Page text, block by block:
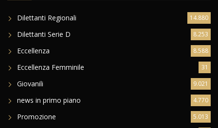
Dilettanti Regionali 14.880
Dilettanti Serie D 8.253
Eccellenza 8.588
Eccellenza Femminile 31
Giovanili 9.021
news in primo piano 4.770
Promozione 5.013